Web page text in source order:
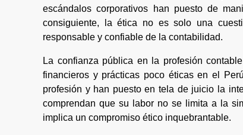
escándalos corporativos han puesto de
consiguiente, la ética no es solo una
responsable y confiable de la contabilidad.
La confianza pública en la profesión
financieros y prácticas poco éticas en el
profesión y han puesto en tela de juicio la
comprendan que su labor no se limita a la
implica un compromiso ético inquebrantable.